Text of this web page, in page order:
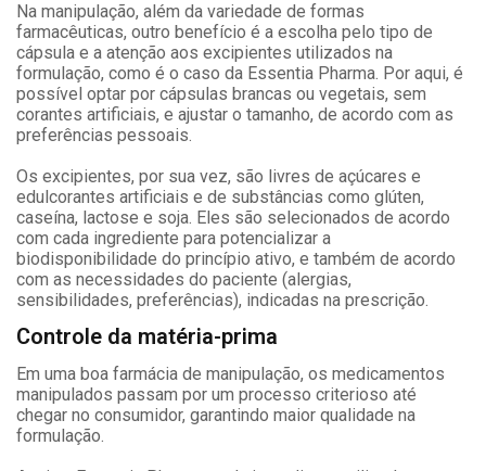
Na manipulação, além da variedade de formas
farmacêuticas, outro benefício é a escolha pelo tipo de
cápsula e a atenção aos excipientes utilizados na
formulação, como é o caso da Essentia Pharma. Por aqui, é
possível optar por cápsulas brancas ou vegetais, sem
corantes artificiais, e ajustar o tamanho, de acordo com as
preferências pessoais.
Os excipientes, por sua vez, são livres de açúcares e
edulcorantes artificiais e de substâncias como glúten,
caseína, lactose e soja. Eles são selecionados de acordo
com cada ingrediente para potencializar a
biodisponibilidade do princípio ativo, e também de acordo
com as necessidades do paciente (alergias,
sensibilidades, preferências), indicadas na prescrição.
Controle da matéria-prima
Em uma boa farmácia de manipulação, os medicamentos
manipulados passam por um processo criterioso até
chegar no consumidor, garantindo maior qualidade na
formulação.